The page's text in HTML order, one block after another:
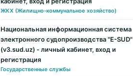
ЖКХ (Жилищно-коммунальное хозяйство)
Национальная информационная система
электронного судопроизводства "E-SUD"
(v3.sud.uz) - личный кабинет, вход и
регистрация
Государственные службы